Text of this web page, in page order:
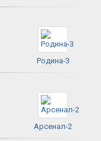
Родина-3
Арсенал-2